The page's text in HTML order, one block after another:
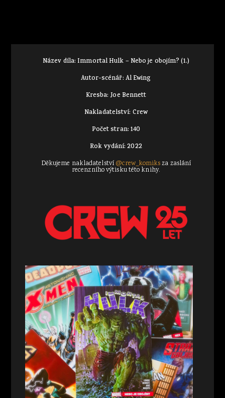
Název díla: Immortal Hulk – Nebo je obojím? (1.)
Autor-scénář: Al Ewing
Kresba: Joe Bennett
Nakladatelství: Crew
Počet stran: 140
Rok vydání: 2022
Děkujeme nakladatelství @crew_komiksza zaslání
recenzního výtisku této knihy.